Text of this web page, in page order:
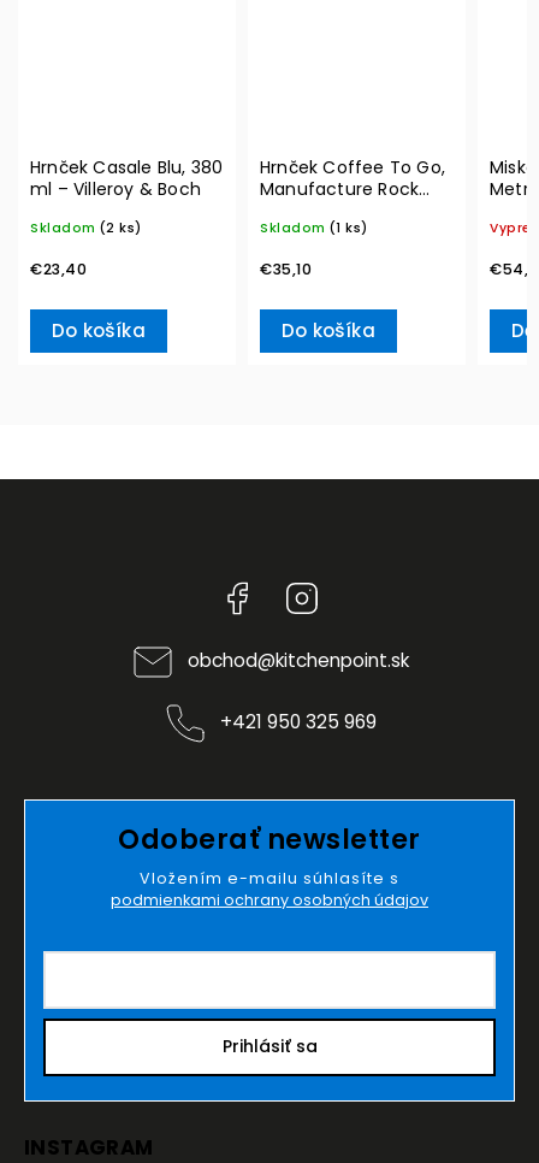
Hrnček Casale Blu, 380
ml – Villeroy & Boch
Skladom (2 ks)
€23,40
Do košíka
Hrnček Coffee To Go,
Manufacture Rock
Boch
Skladom (1 ks)
€35,10
Do košíka
Boch
Facebook
obchod@kitchenpoint.sk
+421 950 325 969
Odoberať newsletter
Vložením e-mailu súhlasíte s
podmienkami ochrany osobných údajov
Prihlásiť sa
INSTAGRAM